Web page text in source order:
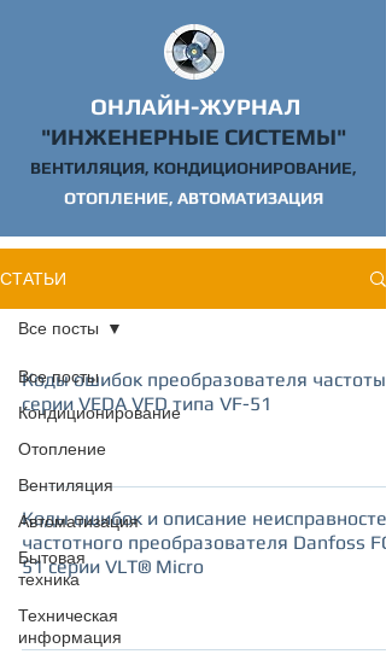
ОНЛАЙН-ЖУРНАЛ
"ИНЖЕНЕРНЫЕ СИСТЕМЫ"
ВЕНТИЛЯЦИЯ, КОНДИЦИОНИРОВАНИЕ,
ОТОПЛЕНИЕ, АВТОМАТИЗАЦИЯ
СТАТЬИ
Все посты
Кондиционирование
Отопление
Вентиляция
Автоматизация
Бытовая
техника
Техническая
информация
Все посты
Коды ошибок преобразователя частоты
серии VEDA VFD типа VF-51
Коды ошибок и описание неисправностей
частотного преобразователя Danfoss FC
51 серии VLT® Micro